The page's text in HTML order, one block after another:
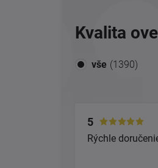
Kvalita
vše (1390)
5
Rýchle